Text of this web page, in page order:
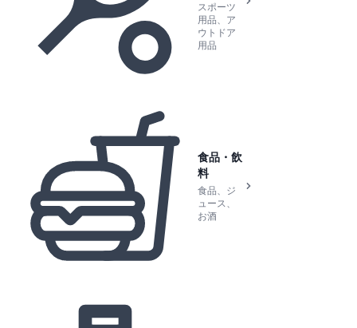
スポーツ
用品、ア
ウトドア
用品
食品・飲
料
食品、ジ
ュース、
お酒